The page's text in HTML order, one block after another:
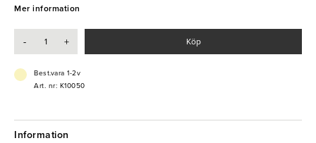
- Rostfritt stål
Mer information
- + Köp
Best.vara 1-2v
Art. nr: K10050
Information